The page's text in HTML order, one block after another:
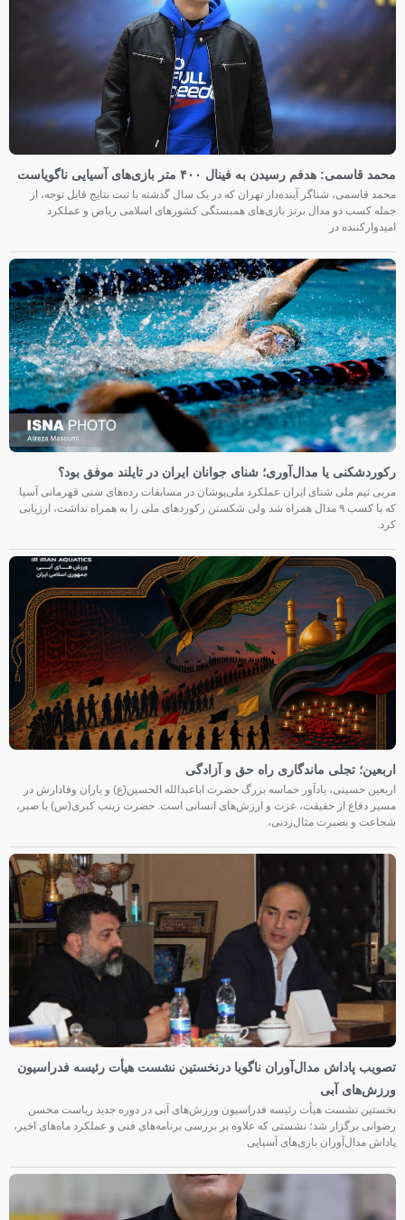
محمد قاسمی: هدفم رسیدن به فینال ۴۰۰ متر بازی‌های آسیایی ناگویاست
محمد قاسمی، شناگر آینده‌دار تهران که در یک سال گذشته با ثبت نتایج قابل توجه، از
جمله کسب دو مدال برنز بازی‌های همبستگی کشورهای اسلامی ریاض و عملکرد
امیدوارکننده در
رکوردشکنی یا مدال‌آوری؛ شنای جوانان ایران در تایلند موفق بود؟
مربی تیم ملی شنای ایران عملکرد ملی‌پوشان در مسابقات رده‌های سنی قهرمانی آسیا
که با کسب ۹ مدال همراه شد ولی شکستن رکوردهای ملی را به همراه نداشت، ارزیابی
کرد.
اربعین؛ تجلی ماندگاری راه حق و آزادگی
اربعین حسینی، یادآور حماسه بزرگ حضرت اباعبدالله الحسین(ع) و یاران وفادارش در
مسیر دفاع از حقیقت، عزت و ارزش‌های انسانی است. حضرت زینب کبری(س) با صبر،
شجاعت و بصیرت مثال‌زدنی،
تصویب پاداش مدال‌آوران ناگویا درنخستین نشست هیأت رئیسه فدراسیون
ورزش‌های آبی
نخستین نشست هیأت رئیسه فدراسیون ورزش‌های آبی در دوره جدید ریاست محسن
رضوانی برگزار شد؛ نشستی که علاوه بر بررسی برنامه‌های فنی و عملکرد ماه‌های اخیر،
پاداش مدال‌آوران بازی‌های آسیایی